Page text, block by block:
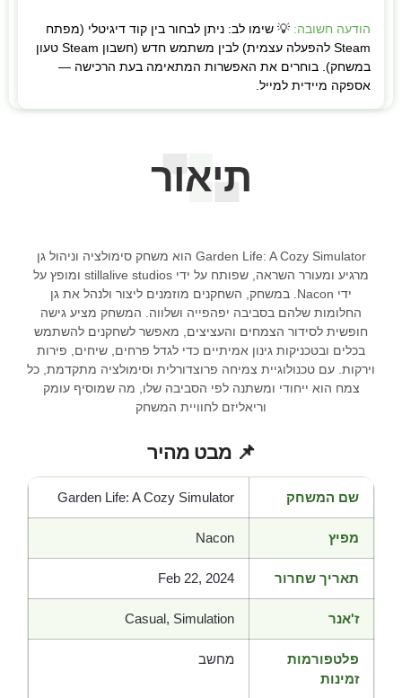
הודעה חשובה: 💡 שימו לב: ניתן לבחור בין קוד דיגיטלי (מפתח
Steam להפעלה עצמית) לבין משתמש חדש (חשבון Steam טעון
במשחק). בוחרים את האפשרות המתאימה בעת הרכישה —
אספקה מיידית למייל.
תיאור
Garden Life: A Cozy Simulator הוא משחק סימולציה וניהול גן
מרגיע ומעורר השראה, שפותח על ידי stillalive studios ומופץ על
ידי Nacon. במשחק, השחקנים מוזמנים ליצור ולנהל את גן
החלומות שלהם בסביבה יפהפייה ושלווה. המשחק מציע גישה
חופשית לסידור הצמחים והעציצים, מאפשר לשחקנים להשתמש
בכלים ובטכניקות גינון אמיתיים כדי לגדל פרחים, שיחים, פירות
וירקות. עם טכנולוגיית צמיחה פרוצדורלית וסימולציה מתקדמת, כל
צמח הוא ייחודי ומשתנה לפי הסביבה שלו, מה שמוסיף עומק
וריאליזם לחוויית המשחק
📌 מבט מהיר
שם המשחק Garden Life: A Cozy Simulator
מפיץ Nacon
תאריך שחרור Feb 22, 2024
ז'אנר Casual, Simulation
פלטפורמות
זמינות
מחשב